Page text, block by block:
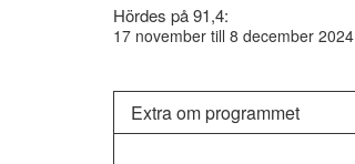
Hördes på 91,4:
17 november till 8 december 2024
Extra om programmet